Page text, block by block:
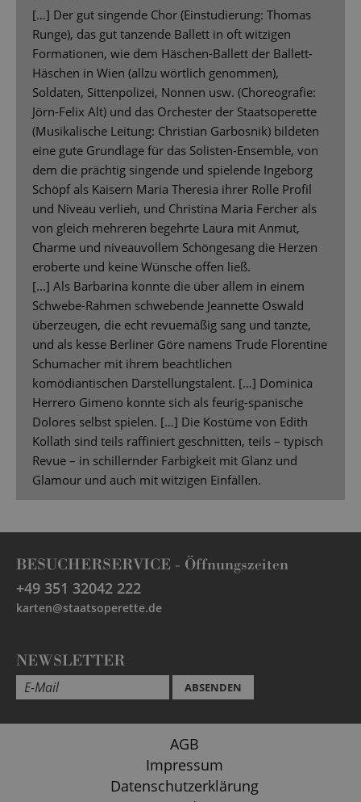
[…] Der gut singende Chor (Einstudierung: Thomas
Runge), das gut tanzende Ballett in oft witzigen
Formationen, wie dem Häschen-Ballett der Ballett-
Häschen in Wien (allzu wörtlich genommen),
Soldaten, Sittenpolizei, Nonnen usw. (Choreografie:
Jörn-Felix Alt) und das Orchester der Staatsoperette
(Musikalische Leitung: Christian Garbosnik) bildeten
eine gute Grundlage für das Solisten-Ensemble, von
dem die prächtig singende und spielende Ingeborg
Schöpf als Kaisern Maria Theresia ihrer Rolle Profil
und Niveau verlieh, und Christina Maria Fercher als
von gleich mehreren begehrte Laura mit Anmut,
Charme und niveauvollem Schöngesang die Herzen
eroberte und keine Wünsche offen ließ.
[...] Als Barbarina konnte die über allem in einem
Schwebe-Rahmen schwebende Jeannette Oswald
überzeugen, die echt revuemäßig sang und tanzte,
und als kesse Berliner Göre namens Trude Florentine
Schumacher mit ihrem beachtlichen
komödiantischen Darstellungstalent. […] Dominica
Herrero Gimeno konnte sich als feurig-spanische
Dolores selbst spielen. […] Die Kostüme von Edith
Kollath sind teils raffiniert geschnitten, teils – typisch
Revue – in schillernder Farbigkeit mit Glanz und
Glamour und auch mit witzigen Einfällen.
BESUCHERSERVICE - Öffnungszeiten
+49 351 32042 222
karten@staatsoperette.de
NEWSLETTER
ABSENDEN
AGB
Impressum
Datenschutzerklärung